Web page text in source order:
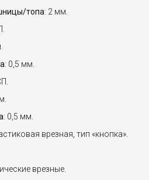
топа: 2 мм.
: 0,5 мм.
: 0,5 мм.
врезная, тип «кнопка».
врезные.